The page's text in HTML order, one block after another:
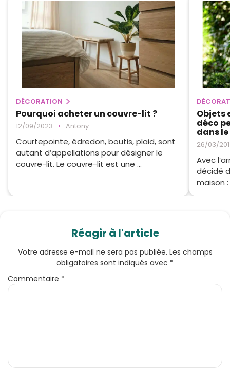
DÉCORATION
Pourquoi acheter un couvre-lit ?
12/09/2023 • Antony
Courtepointe, édredon, boutis, plaid, sont
autant d’appellations pour désigner le
couvre-lit. Le couvre-lit est une ...
Objets
déco
dans
26/03/
Avec
décidé
maison
Réagir à l'article
Votre adresse e-mail ne sera pas publiée. Les champs
obligatoires sont indiqués avec *
Commentaire *